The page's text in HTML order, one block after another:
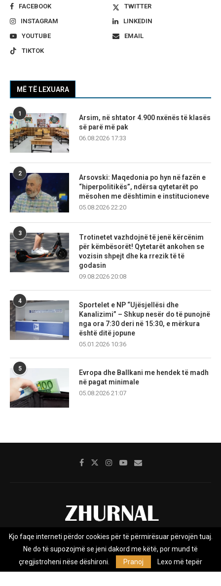
FACEBOOK
TWITTER
INSTAGRAM
LINKEDIN
YOUTUBE
EMAIL
TIKTOK
MË TË LEXUARA
1
Arsim, në shtator 4.900 nxënës të klasës
së parë më pak
06.08.2026 17:33
2
Arsovski: Maqedonia po hyn në fazën e
“hiperpolitikës”, ndërsa qytetarët po
mësohen me dështimin e institucioneve
05.08.2026 22:20
3
Trotinetet vazhdojnë të jenë kërcënim
për këmbësorët! Qytetarët ankohen se
vozisin shpejt dhe ka rrezik të të
godasin
09.08.2026 20:08
4
Sportelet e NP “Ujësjellësi dhe
Kanalizimi” – Shkup nesër do të punojnë
nga ora 7:30 deri në 15:30, e mërkura
është ditë jopune
05.01.2026 10:36
5
Evropa dhe Ballkani me hendek të madh
në pagat minimale
05.08.2026 21:07
Rreth nesh Impresumi Marketing
Privacy Policy
Zhurnal.mk është Agjenci e Lajmeve e pavarur, e themeluar në vitin
Kjo faqe interneti përdor cookies për të përmirësuar përvojën tuaj.
Ne do të supozojmë se jeni dakord me këtë, por mund të
çregjistroheni nëse dëshironi.
Pranoj Lexo më tepër